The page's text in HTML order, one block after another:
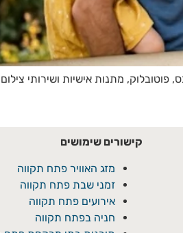
בקנבס, פוטובלוק, מתנות אישיות
קישורים שימושים
מזג האוויר פתח תקווה
זמני שבת פתח תקווה
אירועים פתח תקווה
חניה בפתח תקווה